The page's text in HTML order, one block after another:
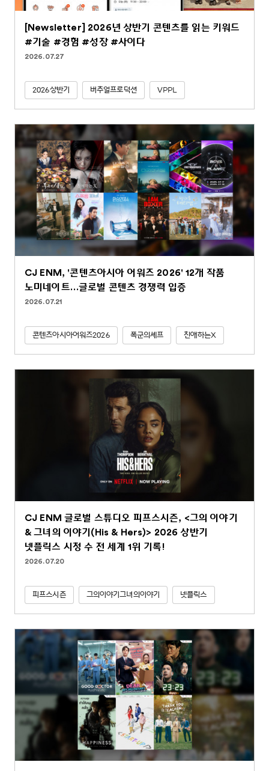
[Newsletter] 2026년 상반기 콘텐츠를 읽는 키워드
#기술 #경험 #성장 #사이다
2026.07.27
2026상반기 버추얼프로덕션 VPPL
CJ ENM, '콘텐츠아시아 어워즈 2026' 12개 작품
노미네이트…글로벌 콘텐츠 경쟁력 입증
2026.07.21
콘텐츠아시아어워즈2026 폭군의셰프 친애하는X
CJ ENM 글로벌 스튜디오 피프스시즌, <그의 이야기
& 그녀의 이야기(His & Hers)> 2026 상반기
넷플릭스 시청 수 전 세계 1위 기록!
2026.07.20
피프스시즌 그의이야기그녀의이야기 넷플릭스